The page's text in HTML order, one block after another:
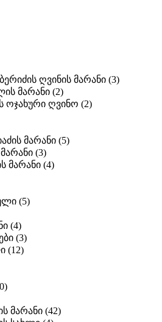
ღვინის მარანი (3)
მარანი (2)
ოჯახური ღვინო (2)
მარანი (5)
(3)
მარანი (4)
(5)
(4)
(3)
(12)
მარანი (42)